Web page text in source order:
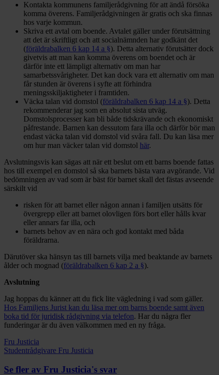
Kontakta kommunens familjerådgivning för att ändå försöka
komma överens. Familjerådgivningen är gratis och ska finnas
hos varje kommun.
Skriva ett avtal om boende. Avtalet gäller under förutsättning
att det är skriftligt och att socialnämnden har godkänt det
(föräldrabalken 6 kap 14 a §). Detta alternativ förutsätter dock
givetvis att man kan komma överens om boendet och är
därför inte ett lämpligt alternativ om man har
samarbetssvårigheter. Det kan dock vara ett alternativ om man
får stunden är överens i syfte att förhindra
meningsskiljaktigheter i framtiden.
Väcka talan vid domstol (föräldrabalken 6 kap 14 a §). Detta
rekommenderar jag som en absolut sista utväg.
Domstolsprocesser kan bli både tidskrävande och ekonomiskt
påfrestande. Barnen kan dessutom fara illa och därför bör man
endast väcka talan vid domstol vid svåra fall. Du kan läsa mer
om hur man väcker talan vid domstol här.
Avslutningsvis kan sägas att när ett beslut om ett barns boende fattas
hos till exempel en domstol så ska barnets bästa vara avgörande. Vid
bedömningen av vad som är bäst för barnet skall det fästas avseende
särskilt vid
risken för att barnet eller någon annan i familjen utsätts för
övergrepp eller att barnet olovligen förs bort eller hålls kvar
eller annars far illa, och
barnets behov av en nära och god kontakt med båda
föräldrarna.
Därutöver ska hänsyn tas till barnets vilja med beaktande av barnets
ålder och mognad (föräldrabalken 6 kap 2 a §).
Avslutning
Jag hoppas du känner att du fick lite vägledning i vad som gäller.
Hos Familjens Jurist kan du läsa mer om barns boende samt även
boka tid för juridisk rådgivning via telefon. Har du några fler
funderingar är du även välkommen med en ny fråga.
Fru Justicia
Studentrådgivare Fru Justicia
Se fler av Fru Justicia's svar